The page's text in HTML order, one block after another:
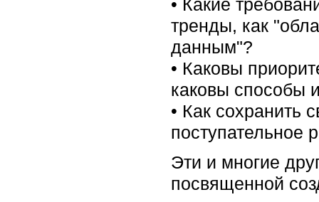
• Какие
тренды, как
данным"?
• Каковы
каковы способы
• Как сохранить
поступательное
Эти и многие
посвященной